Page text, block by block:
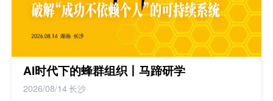
AI时代下的蜂群组织丨马蹄研学
2026/08/14长沙